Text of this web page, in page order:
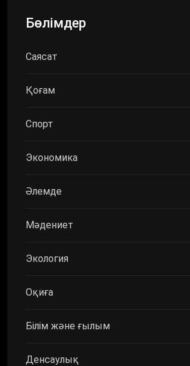
Бөлімдер
Саясат
Қоғам
Спорт
Экономика
Әлемде
Мәдениет
Экология
Оқиға
Білім және ғылым
Денсаулық